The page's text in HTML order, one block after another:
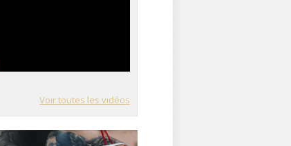
Voir toutes les vidéos